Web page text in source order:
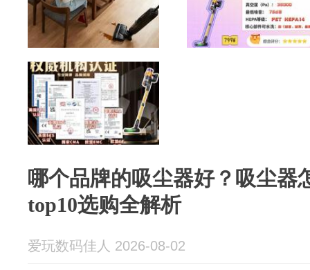
哪个品牌的吸尘器好？吸尘器
top10选购全解析
爱玩数码佳人 2026-08-02